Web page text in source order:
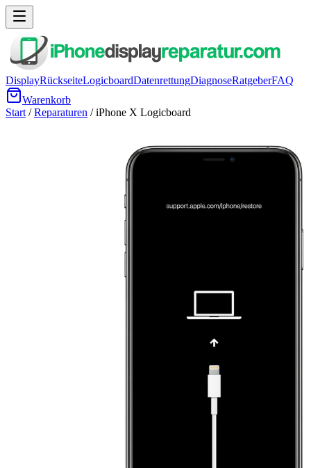
DisplayRückseiteLogicboardDatenrettungDiagnoseRatgeberFAQ
Warenkorb
Start /Reparaturen /iPhone X Logicboard